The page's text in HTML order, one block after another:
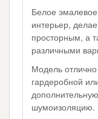
Белое
интерьер,
просторным, а
различными
Модель
гардеробной
шумоизоляцию.